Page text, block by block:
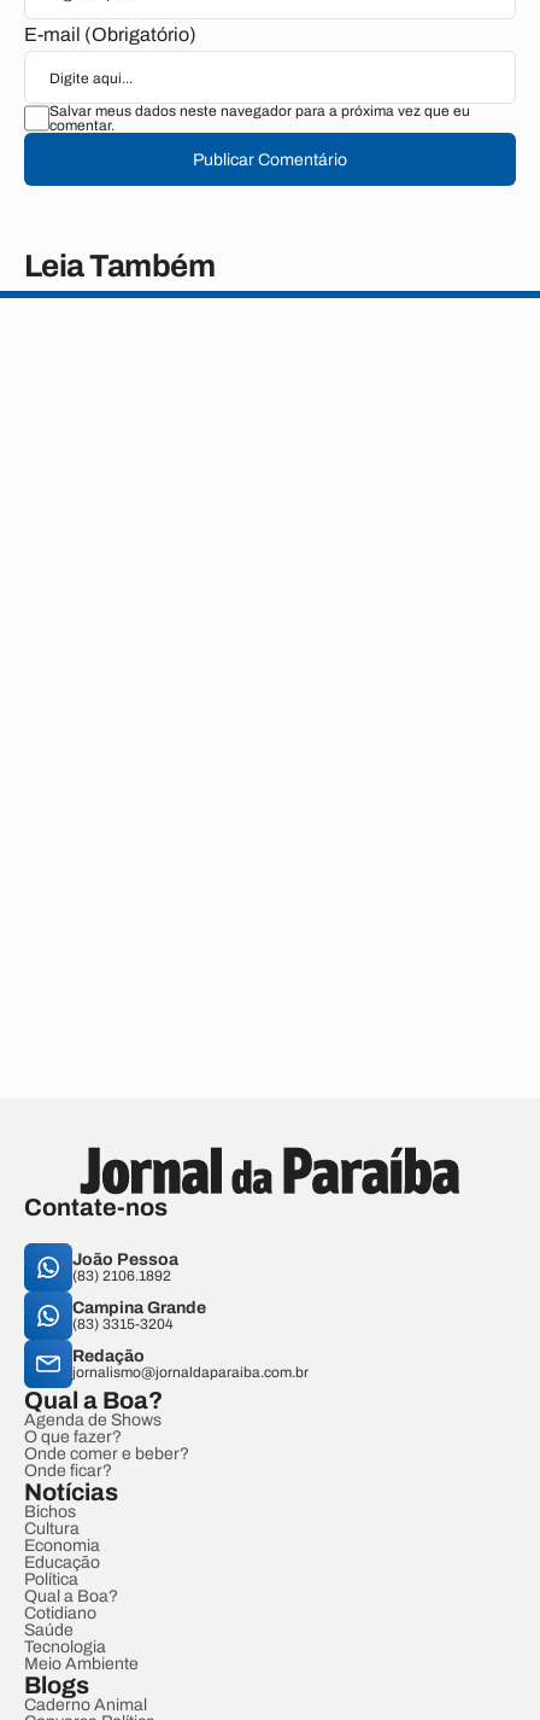
E-mail (Obrigatório)
Salvar meus dados neste navegador para a próxima vez que eu
comentar.
Publicar Comentário
Leia Também
Contate-nos
João Pessoa
(83) 2106.1892
Campina Grande
(83) 3315-3204
Redação
jornalismo@jornaldaparaiba.com.br
Qual a Boa?
Agenda de Shows
O que fazer?
Onde comer e beber?
Onde ficar?
Notícias
Bichos
Cultura
Economia
Educação
Política
Qual a Boa?
Cotidiano
Saúde
Tecnologia
Meio Ambiente
Blogs
Caderno Animal